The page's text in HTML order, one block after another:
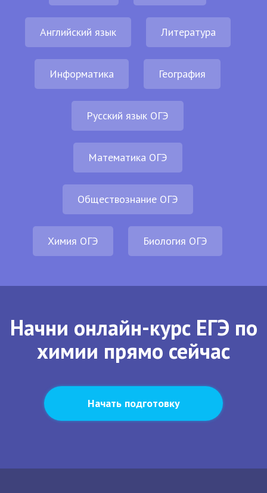
Английский язык Литература
Информатика География
Русский язык ОГЭ
Математика ОГЭ
Обществознание ОГЭ
Химия ОГЭ Биология ОГЭ
Начни онлайн-курс ЕГЭ по
химии прямо сейчас
Начать подготовку